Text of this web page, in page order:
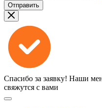
Отправить
Спасибо за заявку! Наши
свяжутся с вами